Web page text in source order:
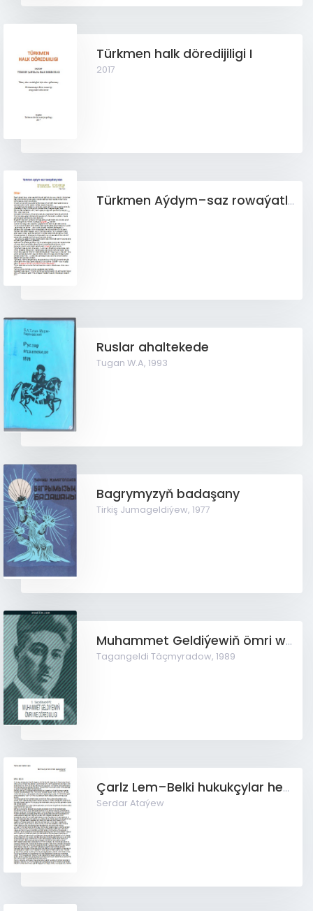
Türkmen halk döredijiligi I
2017
Türkmen Aýdym–saz rowaýatlaryndan
Ruslar ahaltekede
Tugan W.A,1993
Bagrymyzyň badaşany
Tirkiş Jumageldiýew,1977
Muhammet Geldiýewiň ömri we döredijiligi
Tagangeldi Täçmyradow,1989
Çarlz Lem–Belki hukukçylar hem birmahal çaga bolandyrlar
Serdar Ataýew